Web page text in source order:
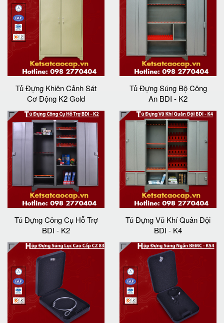
Tủ Đựng Khiên Cảnh Sát
Cơ Động K2 Gold
Tủ Đựng Súng Bộ Công
An BDI - K2
Tủ Đựng Công Cụ Hỗ Trợ
BDI - K2
Tủ Đựng Vũ Khí Quân Đội
BDI - K4